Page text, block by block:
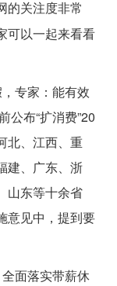
的关注度非常
可以一起来看看
专家：能有效
公布“扩消费”20
北、江西、重
建、广东、浙
山东等十余省
意见中，提到要
面落实带薪休